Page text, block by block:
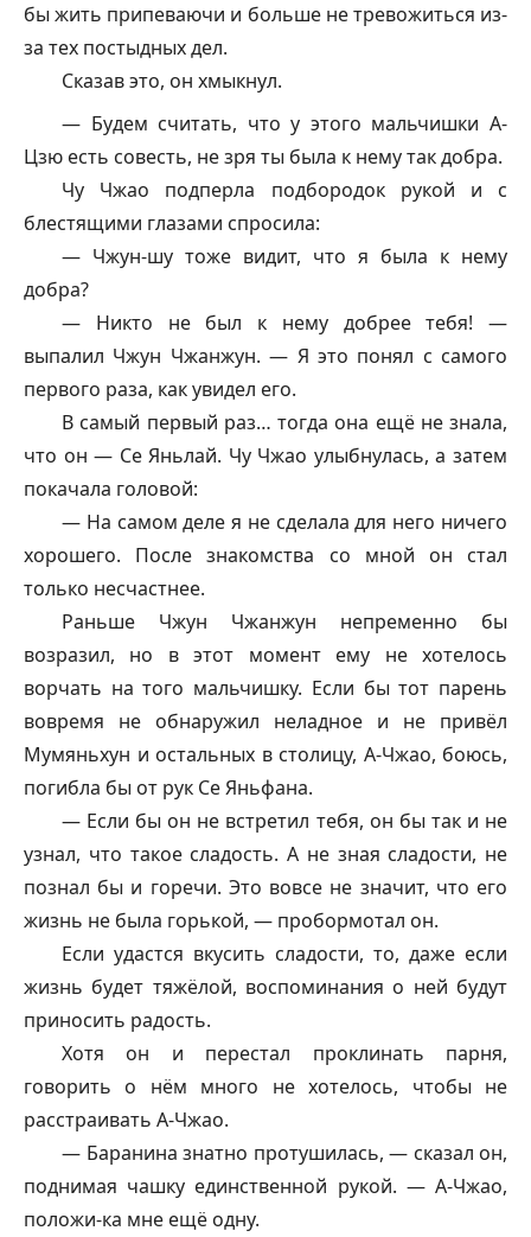
бы жить припеваючи и больше не тревожиться из-
за тех постыдных дел.
Сказав это, он хмыкнул.
— Будем считать, что у этого мальчишки А-
Цзю есть совесть, не зря ты была к нему так добра.
Чу Чжао подперла подбородок рукой и с
блестящими глазами спросила:
— Чжун-шу тоже видит, что я была к нему
добра?
— Никто не был к нему добрее тебя! —
выпалил Чжун Чжанжун. — Я это понял с самого
первого раза, как увидел его.
В самый первый раз… тогда она ещё не знала,
что он — Се Яньлай. Чу Чжао улыбнулась, а затем
покачала головой:
— На самом деле я не сделала для него ничего
хорошего. После знакомства со мной он стал
только несчастнее.
Раньше Чжун Чжанжун непременно бы
возразил, но в этот момент ему не хотелось
ворчать на того мальчишку. Если бы тот парень
вовремя не обнаружил неладное и не привёл
Мумяньхун и остальных в столицу, А-Чжао, боюсь,
погибла бы от рук Се Яньфана.
— Если бы он не встретил тебя, он бы так и не
узнал, что такое сладость. А не зная сладости, не
познал бы и горечи. Это вовсе не значит, что его
жизнь не была горькой, — пробормотал он.
Если удастся вкусить сладости, то, даже если
жизнь будет тяжёлой, воспоминания о ней будут
приносить радость.
Хотя он и перестал проклинать парня,
говорить о нём много не хотелось, чтобы не
расстраивать А-Чжао.
— Баранина знатно протушилась, — сказал он,
поднимая чашку единственной рукой. — А-Чжао,
положи-ка мне ещё одну.